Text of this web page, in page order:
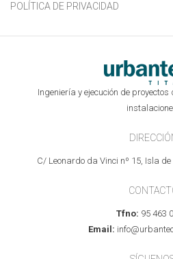
POLÍTICA DE PRIVACIDAD
Ingeniería y ejecución de
C/ Leonardo da Vinci nº 15, Isla
Tfno: 95 463
Email: